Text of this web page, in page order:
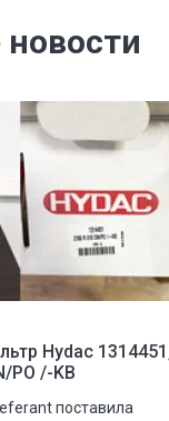
Hydac
PO /-KB
поставила